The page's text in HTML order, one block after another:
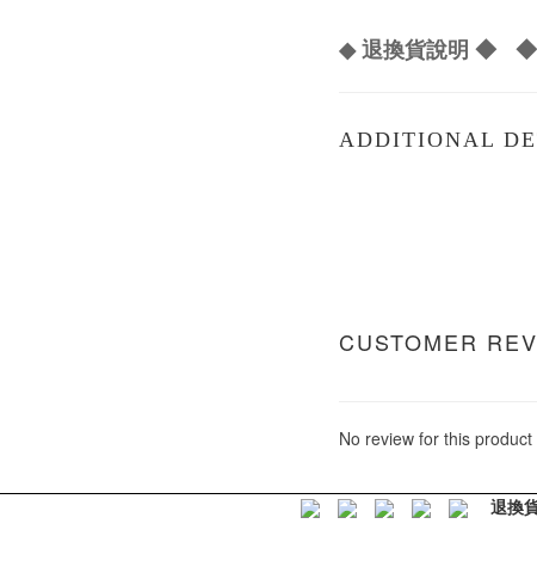
◆ 退換貨說明 ◆ ◆
ADDITIONAL
CUSTOMER
No review for this product
退換